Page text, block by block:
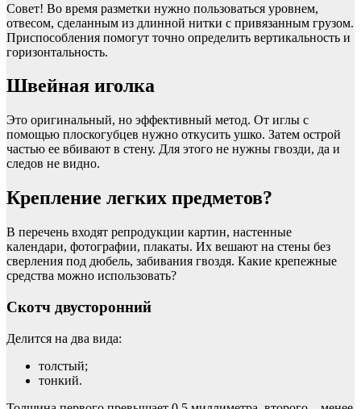
Совет! Во время разметки нужно пользоваться уровнем,
отвесом, сделанным из длинной нитки с привязанным грузом.
Приспособления помогут точно определить вертикальность и
горизонтальность.
Швейная иголка
Это оригинальный, но эффективный метод. От иглы с
помощью плоскогубцев нужно откусить ушко. Затем острой
частью ее вбивают в стену. Для этого не нужны гвозди, да и
следов не видно.
Крепление легких предметов?
В перечень входят репродукции картин, настенные
календари, фотографии, плакаты. Их вешают на стены без
сверления под дюбель, забивания гвоздя. Какие крепежные
средства можно использовать?
Скотч двусторонний
Делится на два вида:
толстый;
тонкий.